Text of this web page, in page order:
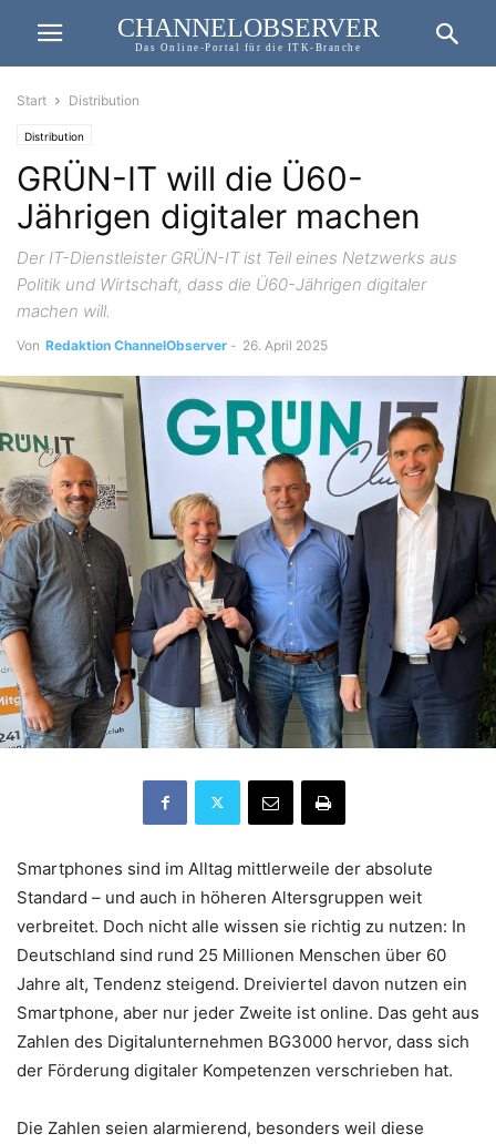
CHANNELOBSERVER
Das Online-Portal für die ITK-Branche
Start Distribution
Distribution
GRÜN-IT will die Ü60-
Jährigen digitaler machen
Der IT-Dienstleister GRÜN-IT ist Teil eines Netzwerks aus
Politik und Wirtschaft, dass die Ü60-Jährigen digitaler
machen will.
Von Redaktion ChannelObserver - 26. April 2025
Smartphones sind im Alltag mittlerweile der absolute
Standard – und auch in höheren Altersgruppen weit
verbreitet. Doch nicht alle wissen sie richtig zu nutzen: In
Deutschland sind rund 25 Millionen Menschen über 60
Jahre alt, Tendenz steigend. Dreiviertel davon nutzen ein
Smartphone, aber nur jeder Zweite ist online. Das geht aus
Zahlen des Digitalunternehmen BG3000 hervor, dass sich
der Förderung digitaler Kompetenzen verschrieben hat.
Die Zahlen seien alarmierend, besonders weil diese